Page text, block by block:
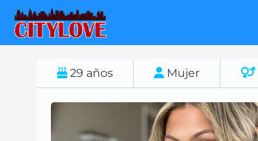
29 años Mujer